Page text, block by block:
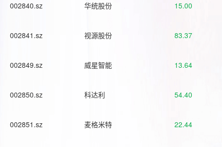
002840.sz 华统股份 15.00
002841.sz 视源股份 83.37
002849.sz 威星智能 13.64
002850.sz 科达利 54.40
002851.sz 麦格米特 22.44